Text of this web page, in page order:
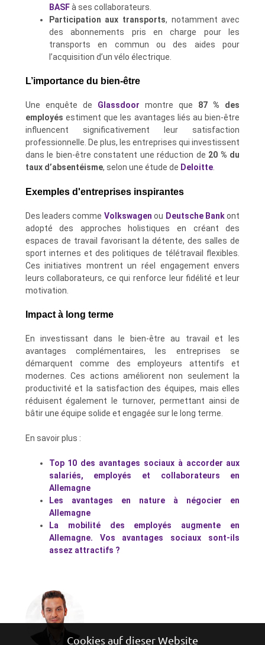
BASFà ses collaborateurs.
Participation aux transports, notamment avec
des abonnements pris en charge pour les
transports en commun ou des aides pour
l’acquisition d’un vélo électrique.
L’importance du bien-être
Une enquête de Glassdoor montre que 87 % des
employés estiment que les avantages liés au bien-être
influencent significativement leur satisfaction
professionnelle. De plus, les entreprises qui investissent
dans le bien-être constatent une réduction de 20 % du
taux d’absentéisme, selon une étude de Deloitte.
Exemples d'entreprises inspirantes
Des leaders comme Volkswagen ou Deutsche Bankont
adopté des approches holistiques en créant des
espaces de travail favorisant la détente, des salles de
sport internes et des politiques de télétravail flexibles.
Ces initiatives montrent un réel engagement envers
leurs collaborateurs, ce qui renforce leur fidélité et leur
motivation.
Impact à long terme
En investissant dans le bien-être au travail et les
avantages complémentaires, les entreprises se
démarquent comme des employeurs attentifs et
modernes. Ces actions améliorent non seulement la
productivité et la satisfaction des équipes, mais elles
réduisent également le turnover, permettant ainsi de
bâtir une équipe solide et engagée sur le long terme.
En savoir plus :
Top 10 des avantages sociaux à accorder aux
salariés, employés et collaborateurs en
Allemagne
Les avantages en nature à négocier en
Allemagne
La mobilité des employés augmente en
Allemagne. Vos avantages sociaux sont-ils
assez attractifs ?
Cookies auf dieser Website